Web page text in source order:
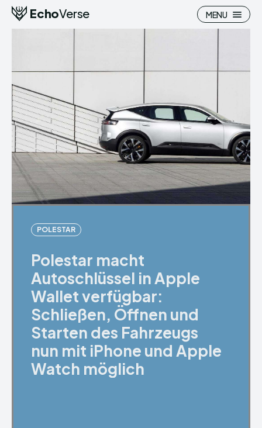
EchoVerse MENU
POLESTAR
Polestar macht
Autoschlüssel in Apple
Wallet verfügbar:
Schließen, Öffnen und
Starten des Fahrzeugs
nun mit iPhone und Apple
Watch möglich